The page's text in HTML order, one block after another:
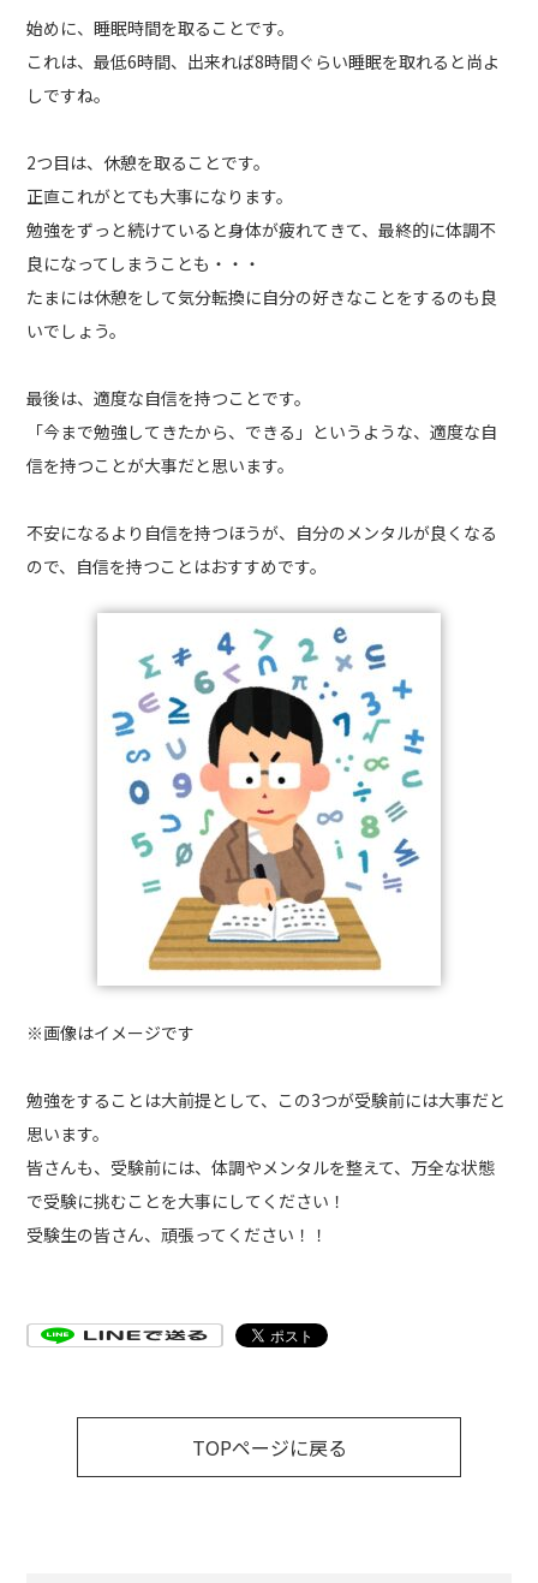
始めに、睡眠時間を取ることです。
これは、最低6時間、出来れば8時間ぐらい睡眠を取れると尚よ
しですね。
2つ目は、休憩を取ることです。
正直これがとても大事になります。
勉強をずっと続けていると身体が疲れてきて、最終的に体調不
良になってしまうことも・・・
たまには休憩をして気分転換に自分の好きなことをするのも良
いでしょう。
最後は、適度な自信を持つことです。
「今まで勉強してきたから、できる」というような、適度な自
信を持つことが大事だと思います。
不安になるより自信を持つほうが、自分のメンタルが良くなる
ので、自信を持つことはおすすめです。
※画像はイメージです
勉強をすることは大前提として、この3つが受験前には大事だと
思います。
皆さんも、受験前には、体調やメンタルを整えて、万全な状態
で受験に挑むことを大事にしてください！
受験生の皆さん、頑張ってください！！
TOPページに戻る